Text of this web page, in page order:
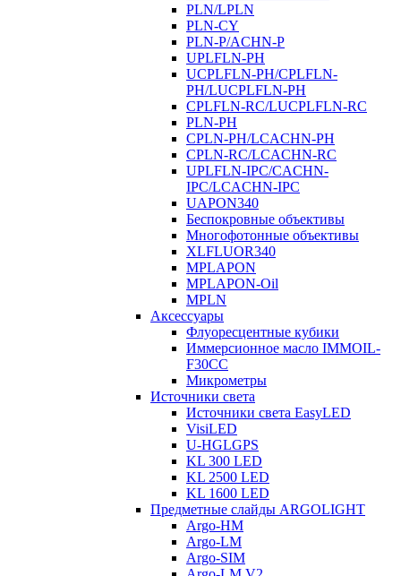
PLN/LPLN
PLN-CY
PLN-P/ACHN-P
UPLFLN-PH
UCPLFLN-PH/CPLFLN-
PH/LUCPLFLN-PH
CPLFLN-RC/LUCPLFLN-RC
PLN-PH
CPLN-PH/LCACHN-PH
CPLN-RC/LCACHN-RC
UPLFLN-IPC/CACHN-
IPC/LCACHN-IPC
UAPON340
Беспокровные объективы
Многофотонные объективы
XLFLUOR340
MPLAPON
MPLAPON-Oil
MPLN
Аксессуары
Флуоресцентные кубики
Иммерсионное масло IMMOIL-
F30CC
Микрометры
Источники света
Источники света EasyLED
VisiLED
U-HGLGPS
KL 300 LED
KL 2500 LED
KL 1600 LED
Предметные слайды ARGOLIGHT
Argo-HM
Argo-LM
Argo-SIM